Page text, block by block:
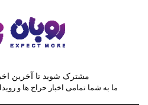
مشترک شوید تا آخرین
ما به شما تمامی اخبار حراج ها و